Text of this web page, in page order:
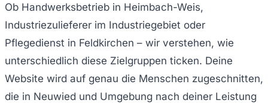
Ob Handwerksbetrieb in Heimbach-Weis,
Industriezulieferer im Industriegebiet oder
Pflegedienst in Feldkirchen – wir verstehen, wie
unterschiedlich diese Zielgruppen ticken. Deine
Website wird auf genau die Menschen zugeschnitten,
die in Neuwied und Umgebung nach deiner Leistung